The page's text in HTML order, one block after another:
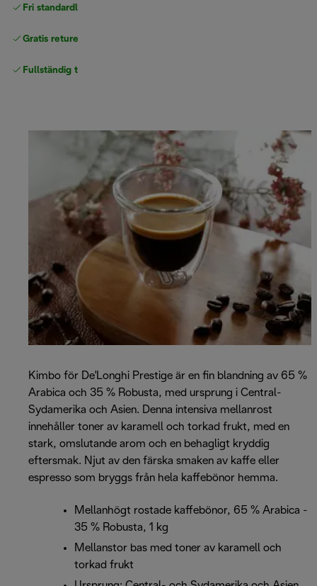
Fri standardleverans
Gratis returer
Fullständig tillverkargaranti
Kimbo för De'Longhi Prestige är en fin blandning av 65 %
Arabica och 35 % Robusta, med ursprung i Central-
Sydamerika och Asien. Denna intensiva mellanrost
innehåller toner av karamell och torkad frukt, med en
stark, omslutande arom och en behagligt kryddig
eftersmak. Njut av den färska smaken av kaffe eller
espresso som bryggs från hela kaffebönor hemma.
Mellanhögt rostade kaffebönor, 65 % Arabica -
35 % Robusta, 1 kg
Mellanstor bas med toner av karamell och
torkad frukt